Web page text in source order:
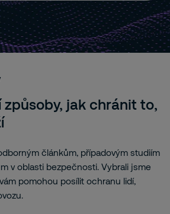
jak chránit to,
článkům, případovým studiím
v oblasti bezpečnosti. Vybrali jsme
pomohou posílit ochranu lidí,